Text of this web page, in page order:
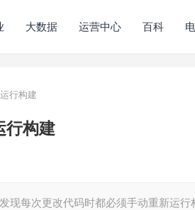
大数据 运营中心 百科
行构建
行构建
现每次更改代码时都必须手动重新运